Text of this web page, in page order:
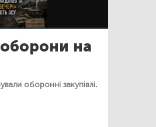
на
оборонні закупівлі.